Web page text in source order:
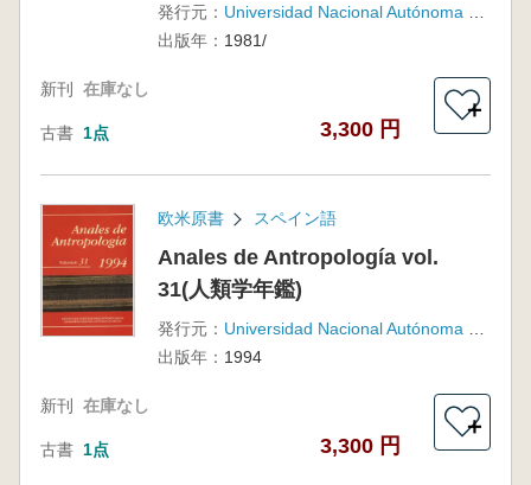
発行元：
出版年： 1981/
新刊 在庫なし
古書 1点 3,300 円
＋
欧米原書 スペイン語
Anales de Antropología vol.
31(人類学年鑑)
発行元：
出版年： 1994
新刊 在庫なし
古書 1点 3,300 円
＋